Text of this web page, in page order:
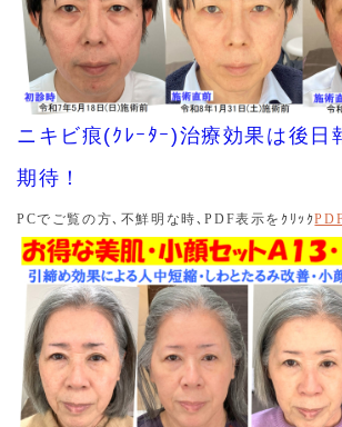
る効果がより高いレーザートーニングが
で、肝斑でお悩みの患者様には､新しい
を照射致します｡
2025.10.07
令和7年10月より､お得な小顔セットを復
トーニングを追加される場合は､3,300円
す｡是非ご利用ください｡C及びDには､美
が､レーザートーニングを追加されると
増致します｡メニューの「料金一覧及び
イフHIFUをご覧ください｡
2025.10.03
先日､お得な美肌・小顔セットＡ20分ｺｰ
化・美人度アップを達成した患者様がい
が､画像掲載の許可をいただけませんで
ニキビ痕(ｸﾚｰﾀｰ)治療効果は後
期待！
PCでご覧の方､不鮮明な時､PDF表示をｸﾘｯｸ